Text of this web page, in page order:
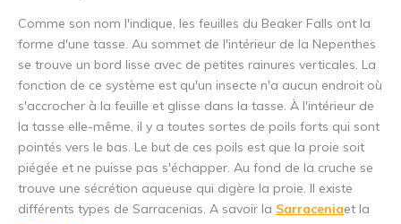
Comme son nom l'indique, les feuilles du Beaker Falls ont la
forme d'une tasse. Au sommet de l'intérieur de la Nepenthes
se trouve un bord lisse avec de petites rainures verticales. La
fonction de ce système est qu'un insecte n'a aucun endroit où
s'accrocher à la feuille et glisse dans la tasse. À l'intérieur de
la tasse elle-même, il y a toutes sortes de poils forts qui sont
pointés vers le bas. Le but de ces poils est que la proie soit
piégée et ne puisse pas s'échapper. Au fond de la cruche se
trouve une sécrétion aqueuse qui digère la proie. Il existe
différents types de Sarracenias. A savoir la Sarraceniaet la